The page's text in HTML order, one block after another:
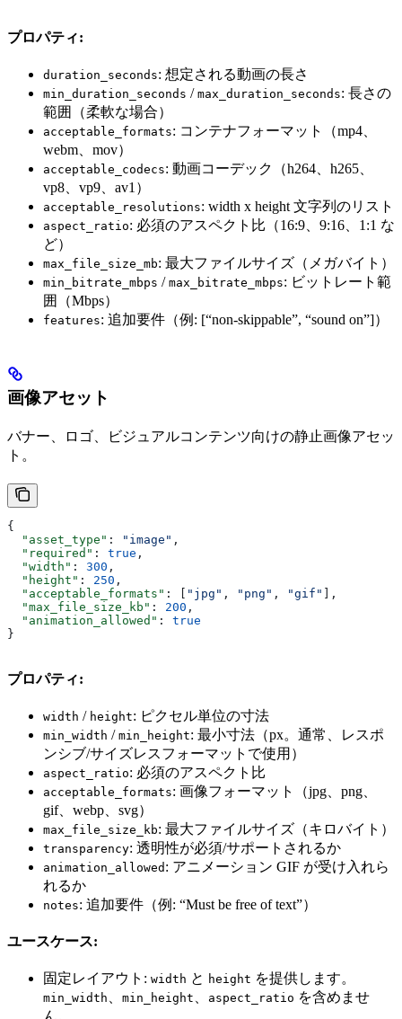
プロパティ:
duration_seconds: 想定される動画の長さ
min_duration_seconds / max_duration_seconds: 長さの
範囲（柔軟な場合）
acceptable_formats: コンテナフォーマット（mp4、
webm、mov）
acceptable_codecs: 動画コーデック（h264、h265、
vp8、vp9、av1）
acceptable_resolutions: width x height 文字列のリスト
aspect_ratio: 必須のアスペクト比（16:9、9:16、1:1 な
ど）
max_file_size_mb: 最大ファイルサイズ（メガバイト）
min_bitrate_mbps / max_bitrate_mbps: ビットレート範
囲（Mbps）
features: 追加要件（例: [“non-skippable”, “sound on”]）
画像アセット
バナー、ロゴ、ビジュアルコンテンツ向けの静止画像アセッ
ト。
{
  "asset_type"
: "image" ,
  "required"
: true ,
  "width"
: 300 ,
  "height"
: 250 ,
  "acceptable_formats"
: [ "jpg" , "png" , "gif"
],
  "max_file_size_kb"
: 200 ,
  "animation_allowed"
: true
}
プロパティ:
width / height: ピクセル単位の寸法
min_width / min_height: 最小寸法（px。通常、レスポ
ンシブ/サイズレスフォーマットで使用）
aspect_ratio: 必須のアスペクト比
acceptable_formats: 画像フォーマット（jpg、png、
gif、webp、svg）
max_file_size_kb: 最大ファイルサイズ（キロバイト）
transparency: 透明性が必須/サポートされるか
animation_allowed : アニメーション GIF が受け入れら
れるか
notes: 追加要件（例: “Must be free of text”）
ユースケース:
固定レイアウト: width と height を提供します。
min_width 、 min_height 、 aspect_ratio を含めませ